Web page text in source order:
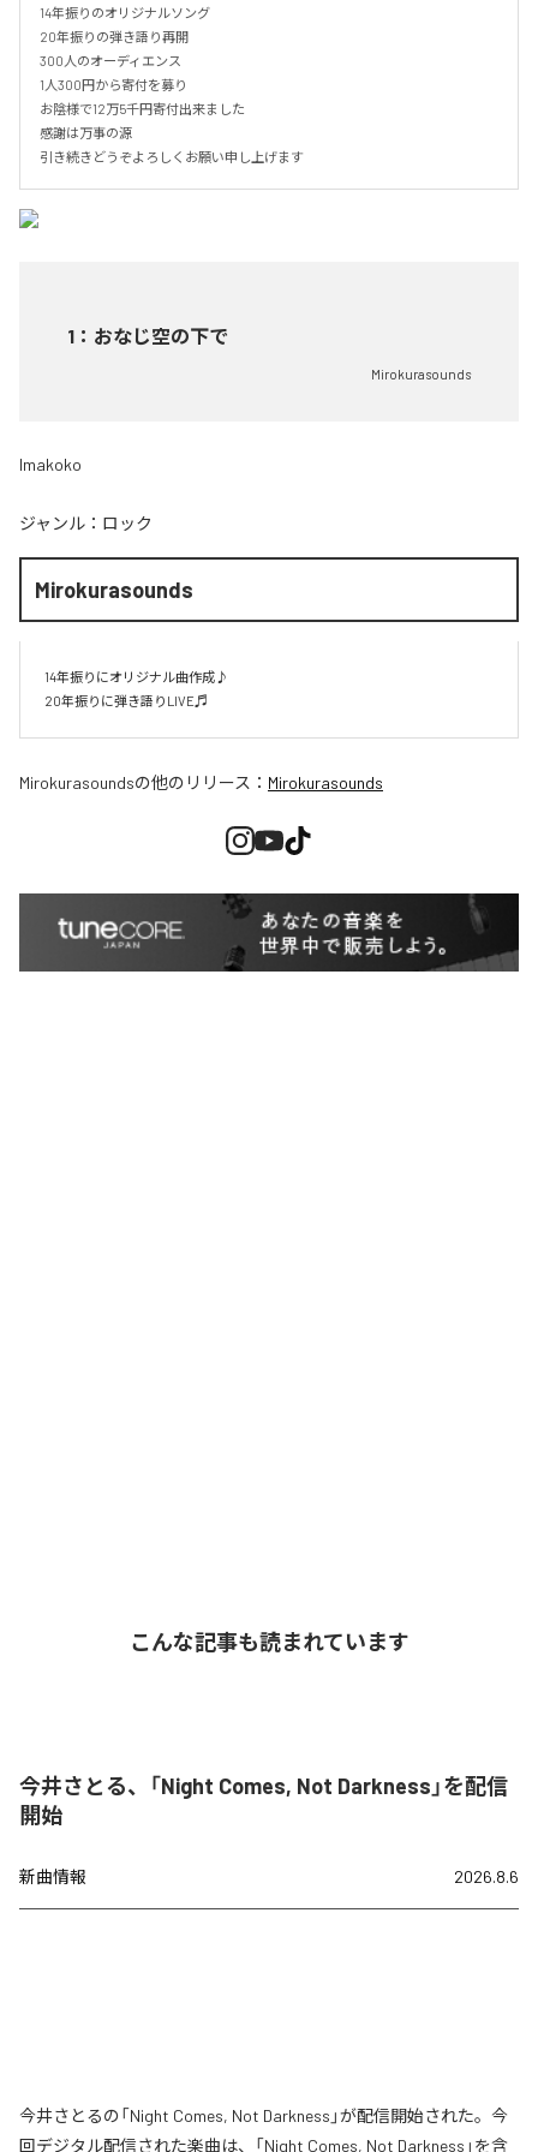
14年振りのオリジナルソング
20年振りの弾き語り再開
300人のオーディエンス
1人300円から寄付を募り
お陰様で12万5千円寄付出来ました
感謝は万事の源
引き続きどうぞよろしくお願い申し上げます
1 ： おなじ空の下で
Mirokurasounds
Imakoko
ジャンル： ロック
Mirokurasounds
14年振りにオリジナル曲作成♪
20年振りに弾き語りLIVE♬
Mirokurasoundsの他のリリース： Mirokurasounds
こんな記事も読まれています
今井さとる、「Night Comes, Not Darkness」を配信
開始
新曲情報 2026.8.6
今井さとるの「Night Comes, Not Darkness」が配信開始された。今
回デジタル配信された楽曲は、「Night Comes, Not Darkness」を含